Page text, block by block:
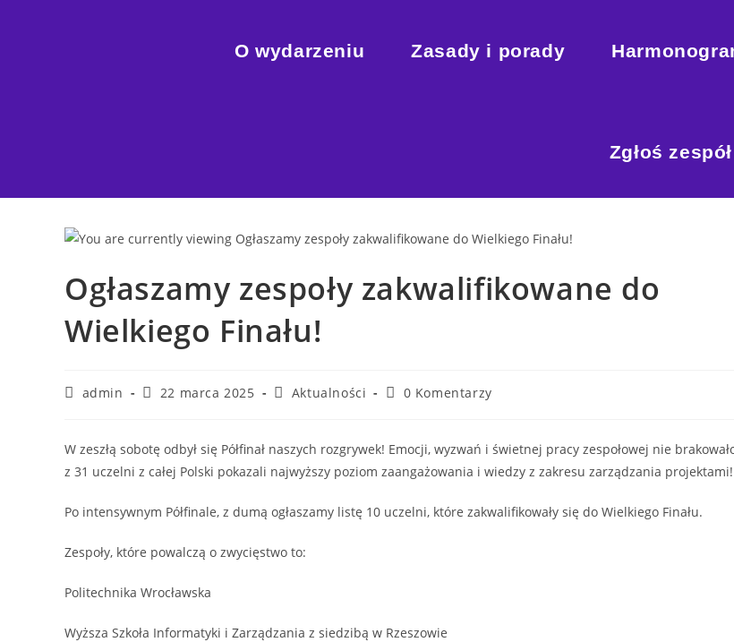
O wydarzeniu Zasady i porady
Zgłoś zespół
Ogłaszamy zespoły zakwalifikowane do
Wielkiego Finału!
admin 22 marca 2025 Aktualności 0 Komentarzy
W zeszłą sobotę odbył się Półfinał naszych rozgrywek! Emocji, wyzwań i świetnej pracy zespołowej nie
z 31 uczelni z całej Polski pokazali najwyższy poziom zaangażowania i wiedzy z zakresu zarządzania projektami!
Po intensywnym Półfinale, z dumą ogłaszamy listę 10 uczelni, które zakwalifikowały się do Wielkiego Finału.
Zespoły, które powalczą o zwycięstwo to:
Politechnika Wrocławska
Wyższa Szkoła Informatyki i Zarządzania z siedzibą w Rzeszowie